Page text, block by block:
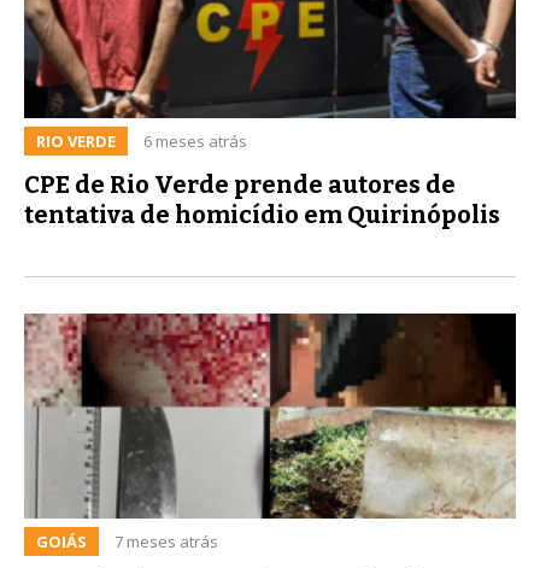
RIO VERDE 6 meses atrás
CPE de Rio Verde prende autores de
tentativa de homicídio em Quirinópolis
GOIÁS 7 meses atrás